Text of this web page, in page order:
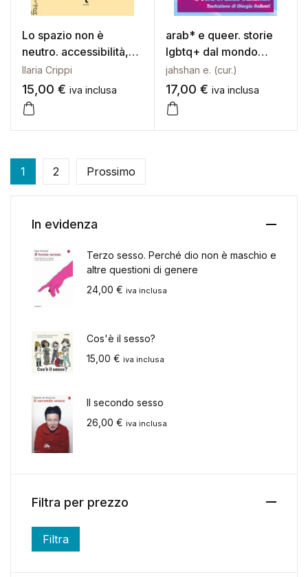
Lo spazio non è
neutro. accessibilità,
disabilità, abilismo
Ilaria Crippi
15,00 € iva inclusa
arab* e queer. storie
lgbtq+ dal mondo
arabo
jahshan e. (cur.)
17,00 € iva inclusa
1 2 Prossimo
In evidenza
Terzo sesso. Perché dio non è maschio e
altre questioni di genere
24,00 € iva inclusa
Cos'è il sesso?
15,00 € iva inclusa
Il secondo sesso
26,00 € iva inclusa
Filtra per prezzo
Prezzo Min
Prezzo Max
Filtra